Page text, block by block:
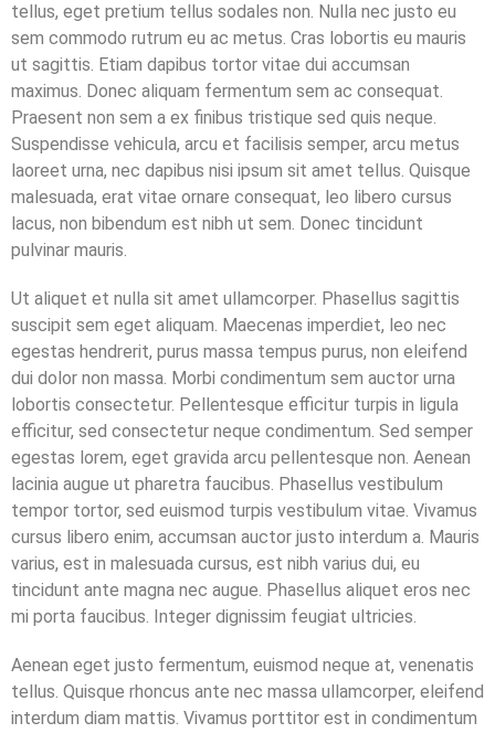
tellus, eget pretium tellus sodales non. Nulla nec justo eu
sem commodo rutrum eu ac metus. Cras lobortis eu mauris
ut sagittis. Etiam dapibus tortor vitae dui accumsan
maximus. Donec aliquam fermentum sem ac consequat.
Praesent non sem a ex finibus tristique sed quis neque.
Suspendisse vehicula, arcu et facilisis semper, arcu metus
laoreet urna, nec dapibus nisi ipsum sit amet tellus. Quisque
malesuada, erat vitae ornare consequat, leo libero cursus
lacus, non bibendum est nibh ut sem. Donec tincidunt
pulvinar mauris.
Ut aliquet et nulla sit amet ullamcorper. Phasellus sagittis
suscipit sem eget aliquam. Maecenas imperdiet, leo nec
egestas hendrerit, purus massa tempus purus, non eleifend
dui dolor non massa. Morbi condimentum sem auctor urna
lobortis consectetur. Pellentesque efficitur turpis in ligula
efficitur, sed consectetur neque condimentum. Sed semper
egestas lorem, eget gravida arcu pellentesque non. Aenean
lacinia augue ut pharetra faucibus. Phasellus vestibulum
tempor tortor, sed euismod turpis vestibulum vitae. Vivamus
cursus libero enim, accumsan auctor justo interdum a. Mauris
varius, est in malesuada cursus, est nibh varius dui, eu
tincidunt ante magna nec augue. Phasellus aliquet eros nec
mi porta faucibus. Integer dignissim feugiat ultricies.
Aenean eget justo fermentum, euismod neque at, venenatis
tellus. Quisque rhoncus ante nec massa ullamcorper, eleifend
interdum diam mattis. Vivamus porttitor est in condimentum